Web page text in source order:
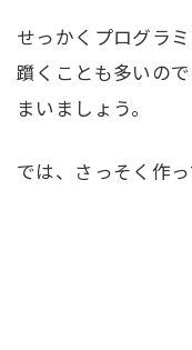
せっかくプログラ
躓くことも多いの
まいましょう。
では、さっそく作っ